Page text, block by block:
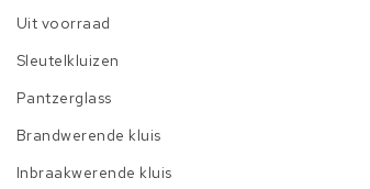
Uit voorraad
Sleutelkluizen
Pantzerglass
Brandwerende kluis
Inbraakwerende kluis